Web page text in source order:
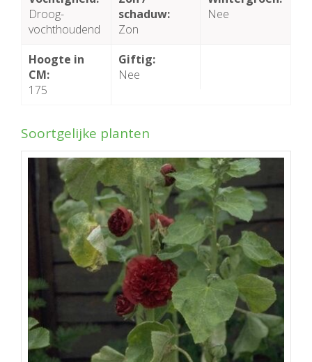
Droog-
vochthoudend
schaduw:
Zon
Nee
Hoogte in
CM:
175
Giftig:
Nee
Soortgelijke planten